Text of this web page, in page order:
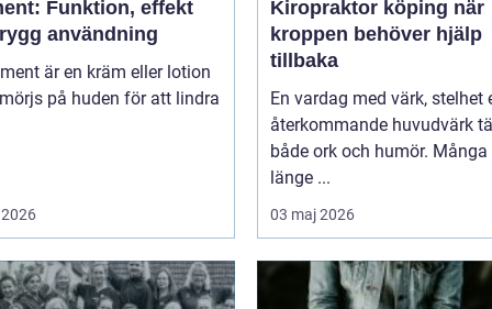
Funktion, effekt
användning
är en kräm eller lotion
på huden för att lindra
Kiropraktor köping när
kroppen behöver hjälp
tillbaka
En vardag med värk, stelhet
återkommande huvudvärk
både ork och humör. Många
länge ...
03 maj 2026